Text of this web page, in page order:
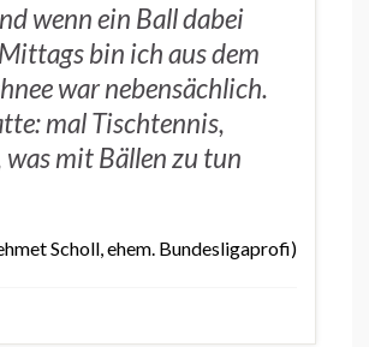
wenn ein Ball dabei
bin ich aus dem
war nebensächlich.
mal Tischtennis,
was mit Bällen zu tun
Scholl, ehem. Bundesligaprofi)